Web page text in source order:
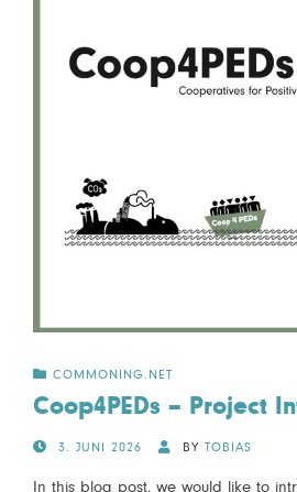
COMMONING.NET
Coop4PEDs – Project
POSTED3. JUNI 2026 BY TOBIAS
In this blog post, we would like to